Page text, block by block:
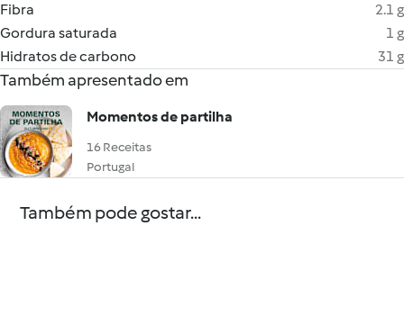
Fibra
2.1 g
Gordura saturada
1 g
Hidratos de carbono
31 g
Também apresentado em
Momentos de partilha
16 Receitas
Portugal
Também pode gostar...